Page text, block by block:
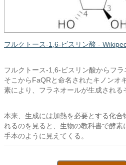
フルクトース-1,6-ビスリン酸 -
フルクトース-1,6-ビスリン酸からフラ
そこからFaQRと命名されたキノンオ
素により、フラネオールが生成される
本来、生成には加熱を必要とする化合
れるのを見ると、生物の教科書で酵
手本のように見えてくる。